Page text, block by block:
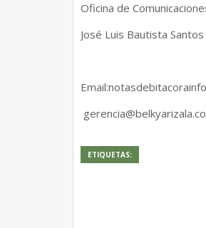
Oficina de
José Luis Bautista Santos
ETIQUETAS: